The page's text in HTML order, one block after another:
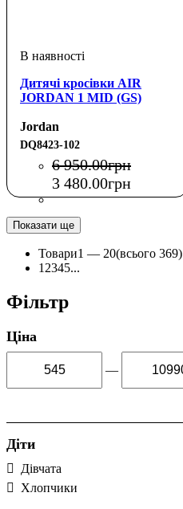
Дитячі кросівки AIR
JORDAN 1 MID (GS)
Jordan
DQ8423-102
6 950.00грн
3 480.00грн
Показати ще
Товари1 — 20(всього 369)
1 2345...
Фільтр
Ціна
—
Діти
Дівчата
Хлопчики